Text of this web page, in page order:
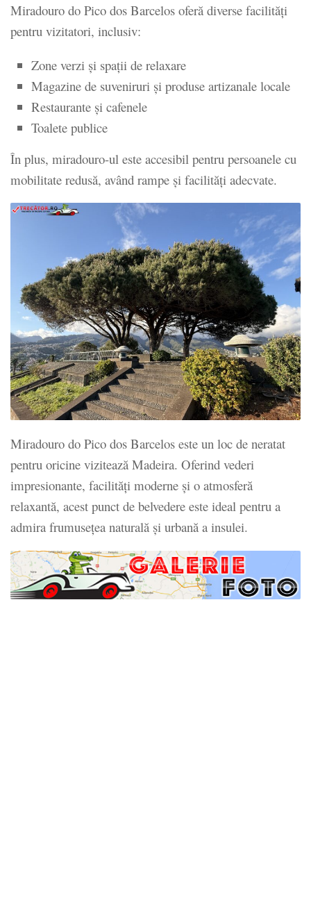
Miradouro do Pico dos Barcelos oferă diverse facilități
pentru vizitatori, inclusiv:
Zone verzi și spații de relaxare
Magazine de suveniruri și produse artizanale locale
Restaurante și cafenele
Toalete publice
În plus, miradouro-ul este accesibil pentru persoanele cu
mobilitate redusă, având rampe și facilități adecvate.
Miradouro do Pico dos Barcelos este un loc de neratat
pentru oricine vizitează Madeira. Oferind vederi
impresionante, facilități moderne și o atmosferă
relaxantă, acest punct de belvedere este ideal pentru a
admira frumusețea naturală și urbană a insulei.